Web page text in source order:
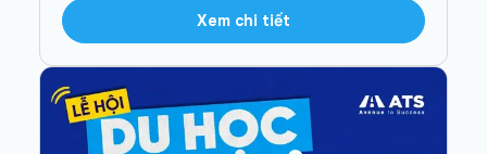
Xem chi tiết